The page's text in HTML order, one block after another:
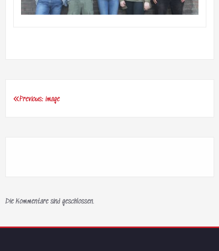
Beitragsnavigation
Previous: image
Die Kommentare sind geschlossen.